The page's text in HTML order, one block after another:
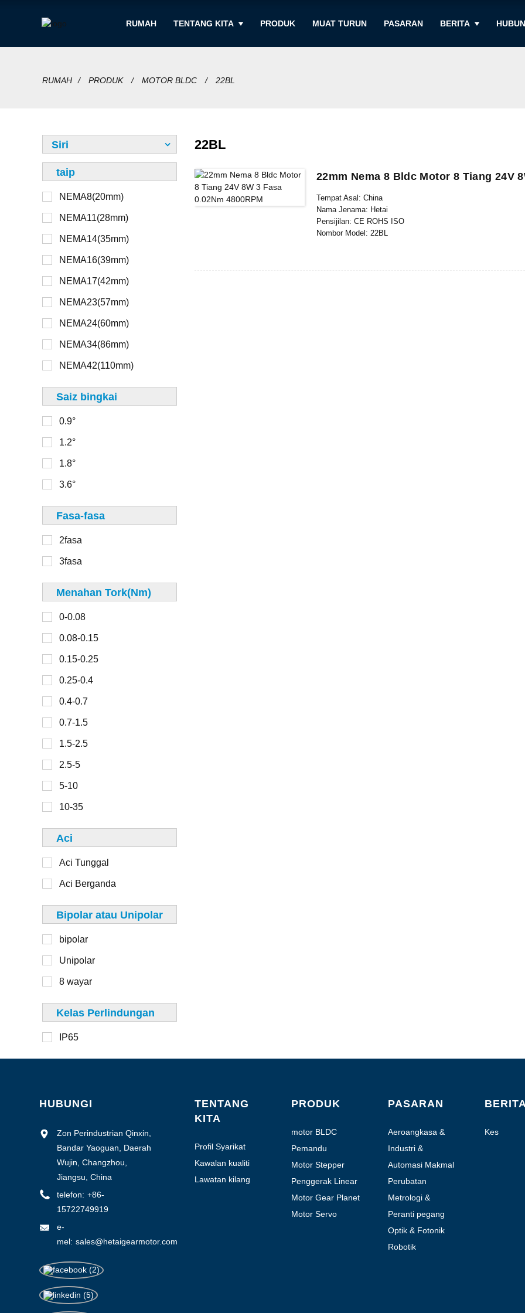
RUMAH TENTANG KITA PRODUK MUAT TURUN PASARAN BERITA
RUMAH PRODUK MOTOR BLDC 22BL
Siri
taip
NEMA8(20mm)
NEMA11(28mm)
NEMA14(35mm)
NEMA16(39mm)
NEMA17(42mm)
NEMA23(57mm)
NEMA24(60mm)
NEMA34(86mm)
NEMA42(110mm)
Saiz bingkai
0.9°
1.2°
1.8°
3.6°
Fasa-fasa
2fasa
3fasa
Menahan Tork(Nm)
0-0.08
0.08-0.15
0.15-0.25
0.25-0.4
0.4-0.7
0.7-1.5
1.5-2.5
2.5-5
5-10
10-35
Aci
Aci Tunggal
Aci Berganda
Bipolar atau Unipolar
bipolar
Unipolar
8 wayar
Kelas Perlindungan
IP65
12V
24V
36V
48V
>48V
28mm
30mm
32mm
33mm
36mm
39mm
40mm
48mm
49mm
50mm
57mm
60mm
67mm
70mm
80mm
86mm
90mm
110mm
130mm
20-50
50-100
100-250
250-500
>500
1-3000
6000-10000
0.1-0.5
0.5-1.0
Bukan Tawanan
Tawanan
Luaran
250-300
300-450
0-30
30-100
100-150
150-200
200-300
22BL
22mm Nema 8 Bldc Motor 8 Tiang 24V
Tempat Asal: China
Nama Jenama: Hetai
Pensijilan: CE ROHS ISO
Nombor Model: 22BL
HUBUNGI
Zon Perindustrian Qinxin,
Bandar Yaoguan, Daerah
Wujin, Changzhou,
Jiangsu, China
telefon: +86-
15722749919
e-
mel: sales@hetaigearmotor.com
TENTANG
KITA
Profil Syarikat
Kawalan kualiti
Lawatan kilang
PRODUK
motor BLDC
Pemandu
Motor Stepper
Hibrid
Penggerak Linear
Motor Gear Planet
Motor Servo
PASARAN
Aeroangkasa &
Penerbangan
Industri &
Automasi
Automasi Makmal
Perubatan
Metrologi &
Pengujian
Peranti pegang
tangan bermotor
Optik & Fotonik
Robotik
Kes